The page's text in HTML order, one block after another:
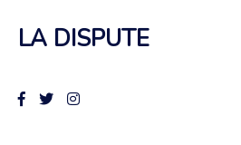
contenu
LA DISPUTE